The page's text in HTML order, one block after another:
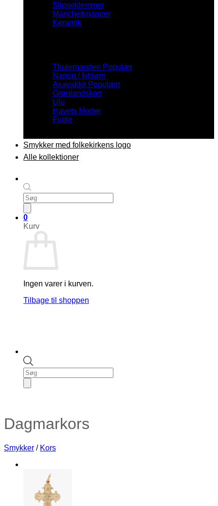
Products
search
0
Kurv
Ingen varer i kurven.
Tilbage til shoppen
Slipseklemmer
Manchetknapper
Keramik
Thulemanden
Nanoq / Isbjørn
Asavakkit
Grønlandskort
Ulu
Havets Moder
Fugle
Smykker med folkekirkens logo
Alle kollektioner
Products
search
Dagmarkors
Smykker / Kors